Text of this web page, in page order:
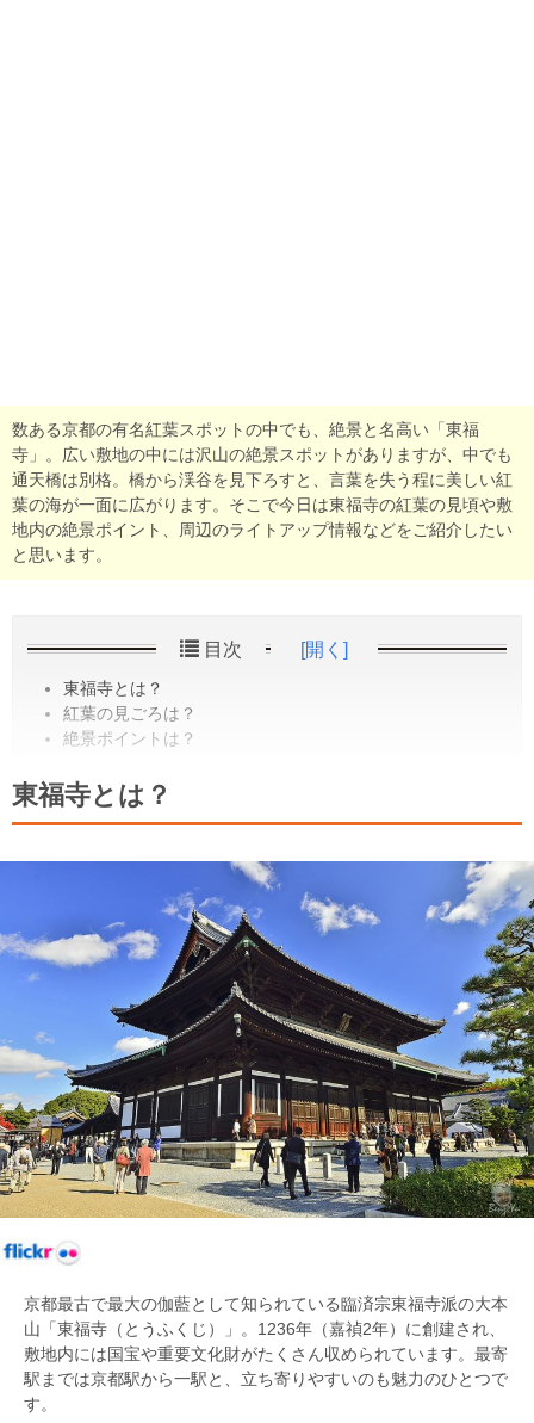
数ある京都の有名紅葉スポットの中でも、絶景と名高い「東福
寺」。広い敷地の中には沢山の絶景スポットがありますが、中でも
通天橋は別格。橋から渓谷を見下ろすと、言葉を失う程に美しい紅
葉の海が一面に広がります。そこで今日は東福寺の紅葉の見頃や敷
地内の絶景ポイント、周辺のライトアップ情報などをご紹介したい
と思います。
目次 [開く]
東福寺とは？
紅葉の見ごろは？
絶景ポイントは？
東福寺とは？
京都最古で最大の伽藍として知られている臨済宗東福寺派の大本
山「東福寺（とうふくじ）」。1236年（嘉禎2年）に創建され、
敷地内には国宝や重要文化財がたくさん収められています。最寄
駅までは京都駅から一駅と、立ち寄りやすいのも魅力のひとつで
す。